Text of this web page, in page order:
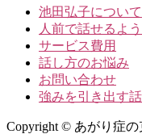
池田弘子について
人前で話せるよ
サービス費用
話し方のお悩み
お問い合わせ
強みを引き出す
Copyright © あがり症